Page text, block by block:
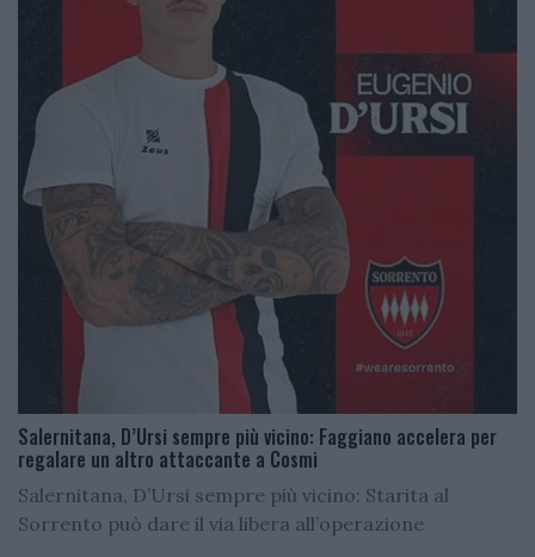
Salernitana, D’Ursi sempre più vicino: Faggiano accelera per
regalare un altro attaccante a Cosmi
Salernitana, D’Ursi sempre più vicino: Starita al
Sorrento può dare il via libera all’operazione